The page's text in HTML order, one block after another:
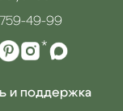
и поддержка
759-49-99
*